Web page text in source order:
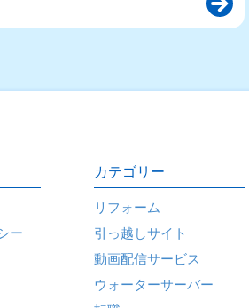
ー
カテゴリー
リフォーム
引っ越しサイト
動画配信サービス
ウォーターサーバー